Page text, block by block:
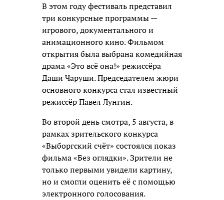
В этом году фестиваль представил
три конкурсные программы —
игрового, документального и
анимационного кино. Фильмом
открытия была выбрана комедийная
драма «Это всё она!» режиссёра
Даши Чаруши. Председателем жюри
основного конкурса стал известный
режиссёр Павел Лунгин.
Во второй день смотра, 5 августа, в
рамках зрительского конкурса
«Выборгский счёт» состоялся показ
фильма «Без оглядки». Зрители не
только первыми увидели картину,
но и смогли оценить её с помощью
электронного голосования.